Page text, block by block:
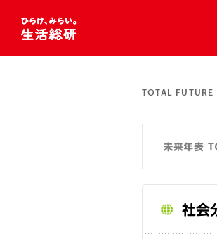
TOTAL FUTURE
社会